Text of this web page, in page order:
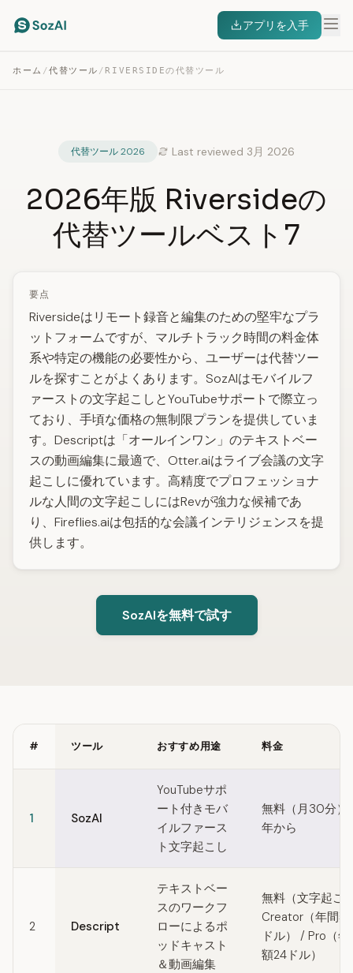
アプリを入手
ホーム /代替ツール / RIVERSIDEの代替ツール
代替ツール 2026 Last reviewed 3月 2026
2026年版 Riversideの
代替ツールベスト7
要点
Riversideはリモート録音と編集のための堅牢なプラ
ットフォームですが、マルチトラック時間の料金体
系や特定の機能の必要性から、ユーザーは代替ツー
ルを探すことがよくあります。SozAIはモバイルフ
ァーストの文字起こしとYouTubeサポートで際立っ
ており、手頃な価格の無制限プランを提供していま
す。Descriptは「オールインワン」のテキストベー
スの動画編集に最適で、Otter.aiはライブ会議の文字
起こしに優れています。高精度でプロフェッショナ
ルな人間の文字起こしにはRevが強力な候補であ
り、Fireflies.aiは包括的な会議インテリジェンスを提
供します。
SozAIを無料で試す
# ツール おすすめ用途 料金
1 SozAI
YouTubeサポ
ート付きモバ
イルファース
ト文字起こし
無料（月30分
年から
2 Descript
テキストベー
スのワークフ
ローによるポ
ッドキャスト
＆動画編集
無料（文字起こ
Creator（年間契
ドル） / Pro（
額24ドル）